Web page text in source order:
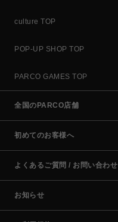
culture TOP
POP-UP SHOP TOP
PARCO GAMES TOP
全国のPARCO店舗
初めてのお客様へ
よくあるご質問 / お問い合わせ
お知らせ